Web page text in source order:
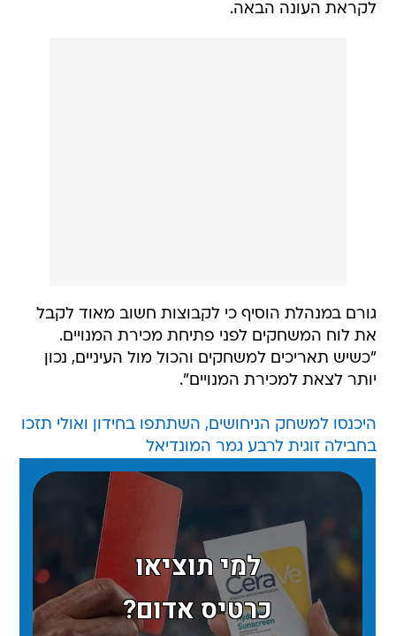
לקראת העונה הבאה.
גורם במנהלת הוסיף כי לקבוצות חשוב מאוד לקבל
את לוח המשחקים לפני פתיחת מכירת המנויים.
"כשיש תאריכים למשחקים והכול מול העיניים, נכון
יותר לצאת למכירת המנויים".
היכנסו למשחק הניחושים, השתתפו בחידון ואולי תזכו
בחבילה זוגית לרבע גמר המונדיאל